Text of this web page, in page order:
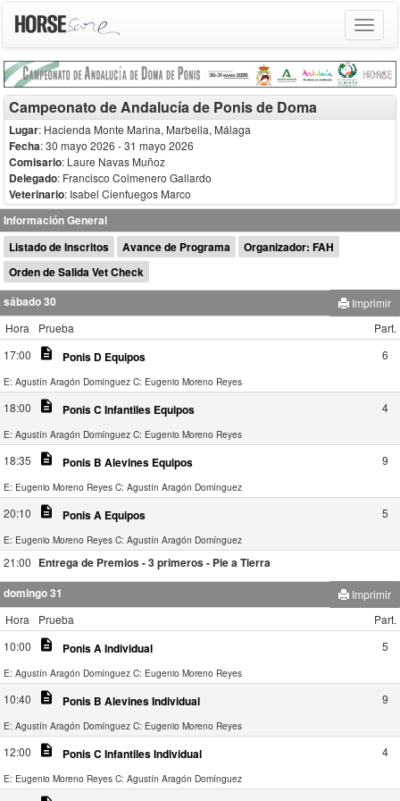
Toggle
Campeonato de Andalucía de Ponis de Doma
Lugar: Hacienda Monte Marina, Marbella, Málaga
Fecha: 30 mayo 2026 - 31 mayo 2026
Comisario: Laure Navas Muñoz
Delegado: Francisco Colmenero Gallardo
Veterinario: Isabel Cienfuegos Marco
Información General
Listado de Inscritos
Avance de Programa
Organizador: FAH
Orden de Salida Vet Check
sábado 30
Imprimir
Hora
Prueba
Part.
17:00
description Ponis D Equipos 6
E: Agustín Aragón Domínguez C: Eugenio Moreno Reyes
18:00 description Ponis C Infantiles Equipos 4
E: Agustín Aragón Domínguez C: Eugenio Moreno Reyes
18:35 description Ponis B Alevines Equipos 9
E: Eugenio Moreno Reyes C: Agustín Aragón Domínguez
20:10 description Ponis A Equipos 5
E: Eugenio Moreno Reyes C: Agustín Aragón Domínguez
21:00 Entrega de Premios - 3 primeros - Pie a Tierra
domingo 31
Imprimir
Hora
Prueba
Part.
10:00
description Ponis A Individual 5
E: Agustín Aragón Domínguez C: Eugenio Moreno Reyes
10:40 description Ponis B Alevines Individual 9
E: Agustín Aragón Domínguez C: Eugenio Moreno Reyes
12:00 description Ponis C Infantiles Individual 4
E: Eugenio Moreno Reyes C: Agustín Aragón Domínguez